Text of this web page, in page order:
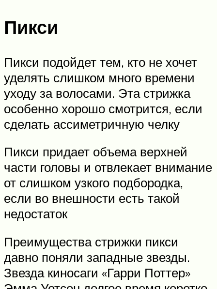
Пикси
Пикси подойдет тем, кто не хочет
уделять слишком много времени
уходу за волосами. Эта стрижка
особенно хорошо смотрится, если
сделать ассиметричную челку
Пикси придает объема верхней
части головы и отвлекает внимание
от слишком узкого подбородка,
если во внешности есть такой
недостаток
Преимущества стрижки пикси
давно поняли западные звезды.
Звезда киносаги «Гарри Поттер»